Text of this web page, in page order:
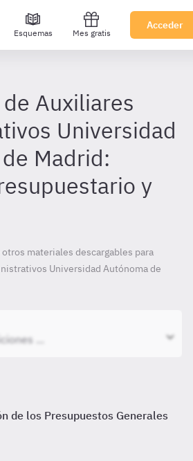
Esquemas Mes gratis
Acceder
Auxiliares
Universidad
Madrid:
y
materiales descargables para
Universidad Autónoma de
de los Presupuestos Generales